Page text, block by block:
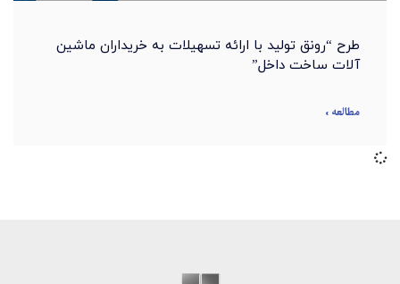
طرح “رونق تولید با ارائه تسهیلات به خریداران ماشین
آلات ساخت داخل”
مطالعه »